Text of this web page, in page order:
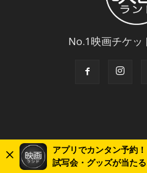
アプリでカンタン予約！
試写会・グッズが当たる
No.1映画チケッ
© Copyright 2018 Eigaland,